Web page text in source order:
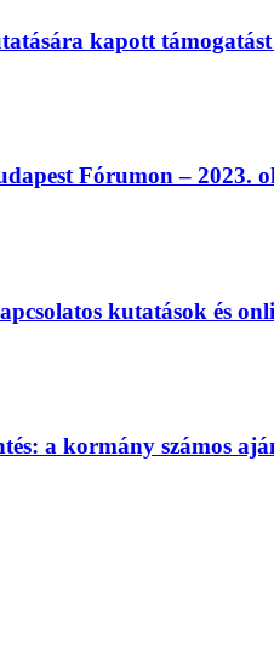
kapott
Fórumon – 2023.
kutatások és
a kormány számos